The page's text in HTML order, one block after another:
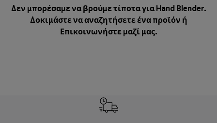
Δεν μπορέσαμε να βρούμε τίποτα για Hand Blender.
Δοκιμάστε να αναζητήσετε ένα προϊόν ή
Επικοινωνήστε μαζί μας.